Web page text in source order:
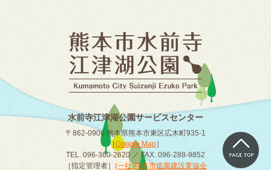
水前寺江津湖公園サービスセンター
〒862-0906 熊本県熊本市東区広木町935-1
［Google Map］
TEL. 096-360-2620 ／ FAX. 096-288-9852
［指定管理者］ (一社)熊本市造園建設業協会